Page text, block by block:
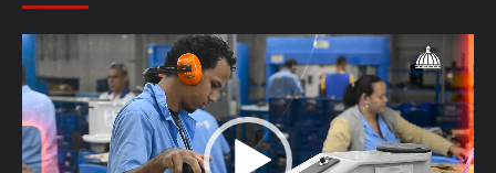
Reproductor
de
vídeo